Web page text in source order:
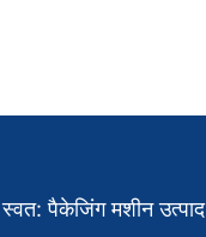
स्वत: पैकेजिंग मशीन उत्पाद